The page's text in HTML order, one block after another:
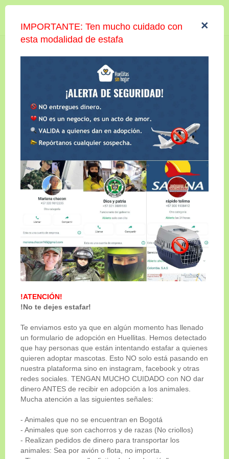
BRUNO
Compartir
ADOPTADO
Genero
Macho
Miniatura
Edad
2 meses
×
IMPORTANTE: Ten mucho cuidado con
esta modalidad de estafa
!ATENCIÓN!
!No te dejes estafar!
Te enviamos esto ya que en algún momento has llenado
un formulario de adopción en Huellitas. Hemos detectado
que hay personas que están intentando estafar a quienes
quieren adoptar mascotas. Esto NO solo está pasando en
nuestra plataforma sino en instagram, facebook y otras
redes sociales. TENGAN MUCHO CUIDADO con NO dar
dinero ANTES de recibir en adopción a los animales.
Mucha atención a las siguientes señales:
- Animales que no se encuentran en Bogotá
- Animales que son cachorros y de razas (No criollos)
- Realizan pedidos de dinero para transportar los
animales: Sea por avión o flota, no importa.